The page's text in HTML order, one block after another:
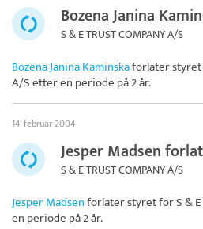
Bozena Janina
S & E TRUST COMPANY A/S
Bozena Janina Kaminskaforlater
A/Setter en periode på 2 år.
14. februar 2004
Jesper Madsen
S & E TRUST COMPANY A/S
Jesper Madsenforlater styret forS &
en periode på 2 år.